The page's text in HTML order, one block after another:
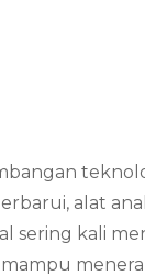
alat
sering kali